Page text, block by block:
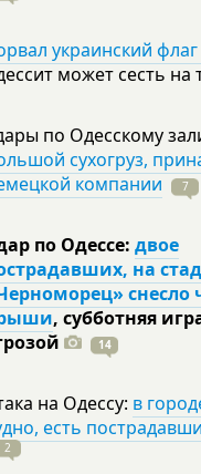
украинский
может сесть на
по Одесскому
сухогруз,
компании
7
по Одессе: двое
на
снесло
, субботняя
14
на Одессу: в
есть
2